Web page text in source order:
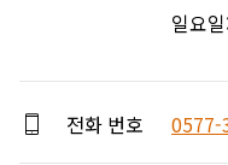
일요
전화 번호 0577-